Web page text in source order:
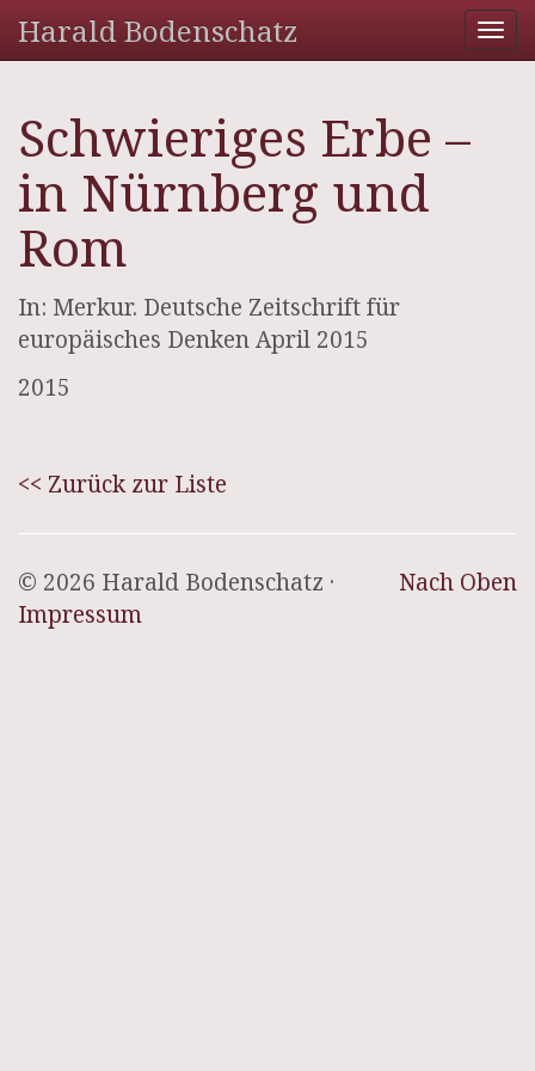
Harald Bodenschatz
Schwieriges Erbe –
in Nürnberg und
Rom
In: Merkur. Deutsche Zeitschrift für
europäisches Denken April 2015
2015
<< Zurück zur Liste
Nach Oben
© 2026 Harald Bodenschatz ·
Impressum